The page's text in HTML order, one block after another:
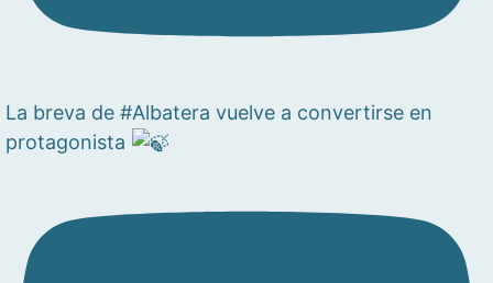
La breva de #Albatera vuelve a convertirse en
protagonista